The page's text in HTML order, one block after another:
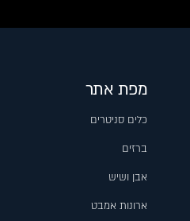
מפת אתר
כלים סניטרים
ברזים
אבן ושיש
ארונות אמבט